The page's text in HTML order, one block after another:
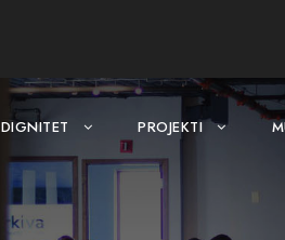
DIGNITET PROJEKTI